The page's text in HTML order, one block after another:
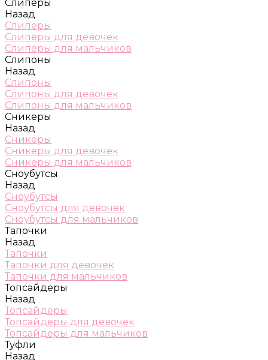
Слиперы
Назад
Слиперы
Слиперы для девочек
Слиперы для мальчиков
Слипоны
Назад
Слипоны
Слипоны для девочек
Слипоны для мальчиков
Сникеры
Назад
Сникеры
Сникеры для девочек
Сникеры для мальчиков
Сноубутсы
Назад
Сноубутсы
Сноубутсы для девочек
Сноубутсы для мальчиков
Тапочки
Назад
Тапочки
Тапочки для девочек
Тапочки для мальчиков
Топсайдеры
Назад
Топсайдеры
Топсайдеры для девочек
Топсайдеры для мальчиков
Туфли
Назад